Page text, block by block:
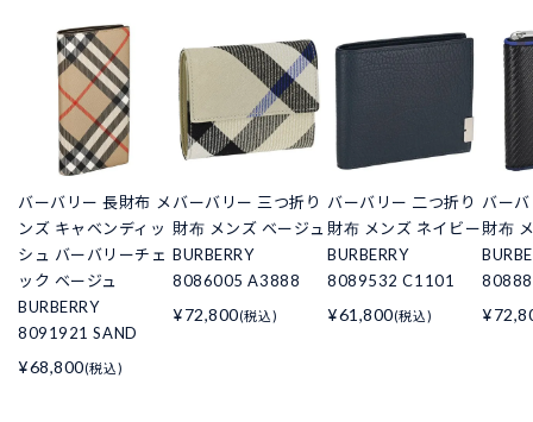
バーバリー 長財布 メ
ンズ キャベンディッ
シュ バーバリーチェ
ック ベージュ
BURBERRY
8091921 SAND
¥68,800(税込)
バーバリー 三つ折り
財布 メンズ ベージュ
BURBERRY
8086005 A3888
¥72,800(税込)
バーバリー 二つ折り
財布 メンズ ネイビー
BURBERRY
8089532 C1101
¥61,800(税込)
バー
財布